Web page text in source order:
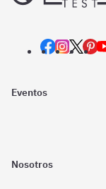
Eventos
Nosotros